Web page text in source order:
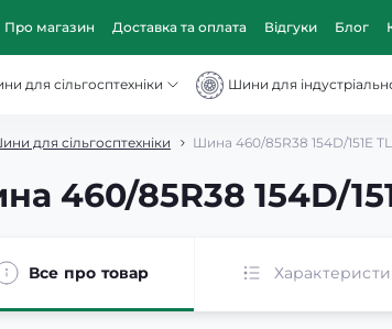
Про магазин Доставка та оплата Відгуки Блог
для сільгосптехніки Шини для
для сільгосптехніки Шина 460/85R38 154D/151E
460/85R38 154D/
Все про товар